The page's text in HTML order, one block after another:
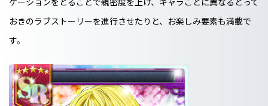
おきのラブストーリーを進行させたりと、お楽しみ要素も満載で
す。